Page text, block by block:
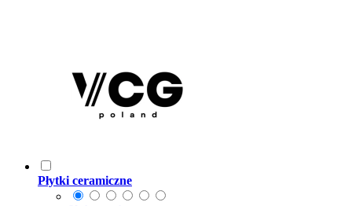
Płytki ceramiczne